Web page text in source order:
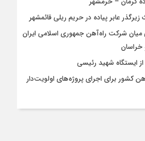
عابر پیاده در حریم ریلی قائمشهر
میان شرکت راه‌آهن جمهوری اسلامی ایران
خراسان
از ایستگاه شهید رئیسی
کشور برای اجرای پروژه‌های اولویت‌دار